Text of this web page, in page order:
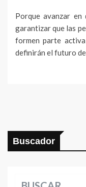
Porque avanzar en
garantizar que las
formen parte
definirán el futuro
Buscador